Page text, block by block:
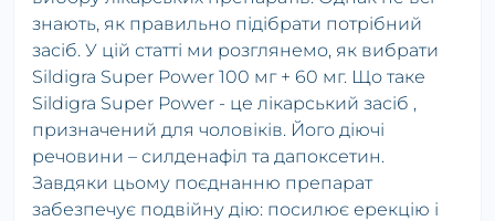
знають, як правильно підібрати потрібний
засіб. У цій статті ми розглянемо, як вибрати
Sildigra Super Power 100 мг + 60 мг. Що таке
Sildigra Super Power - це лікарський засіб ,
призначений для чоловіків. Його діючі
речовини – силденафіл та дапоксетин.
Завдяки цьому поєднанню препарат
забезпечує подвійну дію: посилює ерекцію і